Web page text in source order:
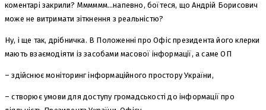
коментарі закрили? Мммммм…напевно, боїтеся, що Андрій Борисович
може не витримати зіткнення з реальністю?
Ну, і ще так, дрібничка. В Положенні про Офіс президента його клерки
мають взаємодіяти із засобами масової інформації, а саме ОП
– здійснює моніторинг інформаційного простору України,
– створює умови для доступу громадськості до інформації про